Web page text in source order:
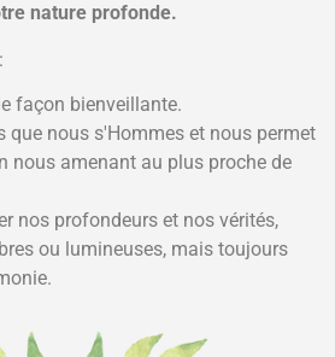
nature profonde.
façon bienveillante.
que nous s'Hommes et nous permet
nous amenant au plus proche de
nos profondeurs et nos vérités,
ou lumineuses, mais toujours